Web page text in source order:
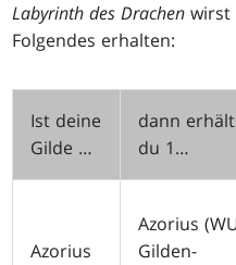
Labyrinth des Drachen wirst
Folgendes erhalten:
Ist deine
Gilde …
dann
du 1…
Azorius
Azorius (
Gilden-